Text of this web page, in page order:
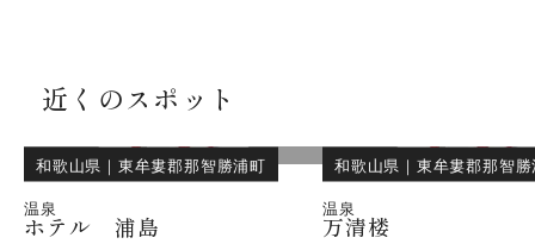
近くのスポット
和歌山県 ｜ 東牟婁郡那智勝浦町
温泉
ホテル 浦島
和歌山県 ｜ 東牟婁郡那智
温泉
万清楼